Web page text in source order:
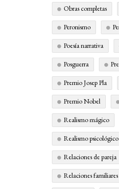
Obras completas
Peronismo
Poesía narrativa
Posguerra
Premio Josep Pla
Premio Nobel
Realismo mágico
Realismo psicológico
Relaciones de pareja
Relaciones familiares